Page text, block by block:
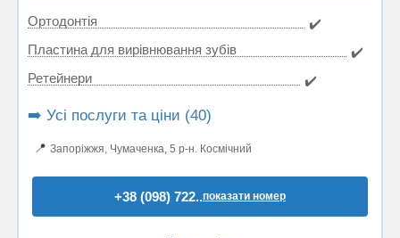
Ортодонтія
✔️
Пластина для вирівнювання зубів
✔️
Ретейнери
✔️
➡️ Усі послуги та ціни (40)
📍 Запоріжжя, Чумаченкa, 5 р-н. Космічний
+38 (098) 722..показати номер